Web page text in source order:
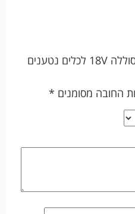
היה הראשון לכתוב סקירה “סוללה 18V לכלים נטענים
החובה מסומנים *